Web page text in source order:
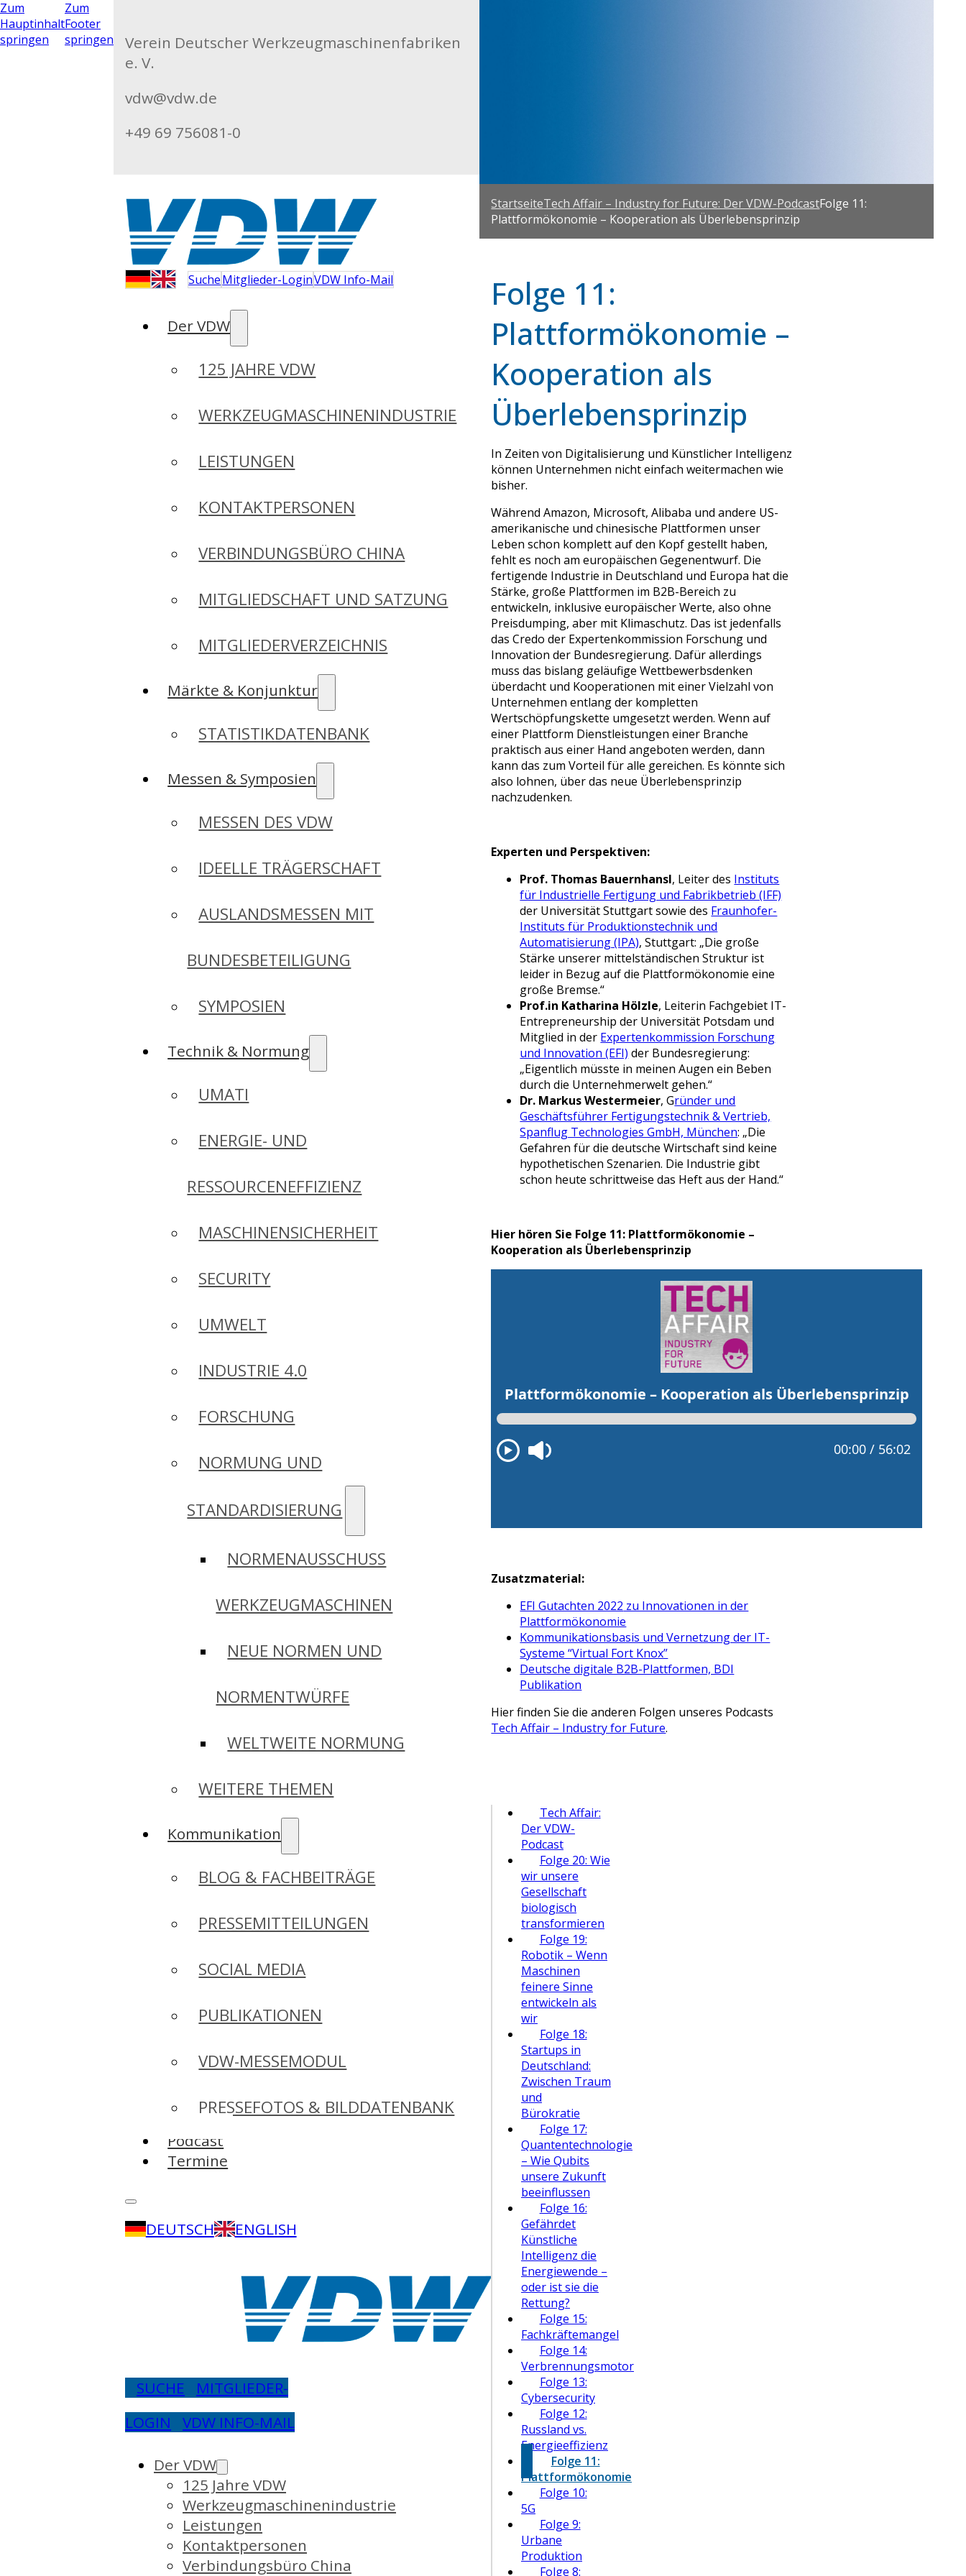
Zum
Hauptinhalt
springen
Zum
Footer
springen
Verein Deutscher Werkzeugmaschinenfabriken
e. V.
vdw@vdw.de
+49 69 756081-0
SucheMitglieder-LoginVDW Info-Mail
Der VDW
125 JAHRE VDW
WERKZEUGMASCHINENINDUSTRIE
LEISTUNGEN
KONTAKTPERSONEN
VERBINDUNGSBÜRO CHINA
MITGLIEDSCHAFT UND SATZUNG
MITGLIEDERVERZEICHNIS
Märkte & Konjunktur
STATISTIKDATENBANK
Messen & Symposien
MESSEN DES VDW
IDEELLE TRÄGERSCHAFT
AUSLANDSMESSEN MIT
BUNDESBETEILIGUNG
SYMPOSIEN
Technik & Normung
UMATI
ENERGIE- UND
RESSOURCENEFFIZIENZ
MASCHINENSICHERHEIT
SECURITY
UMWELT
INDUSTRIE 4.0
FORSCHUNG
NORMUNG UND
STANDARDISIERUNG
NORMENAUSSCHUSS
WERKZEUGMASCHINEN
NEUE NORMEN UND
NORMENTWÜRFE
WELTWEITE NORMUNG
WEITERE THEMEN
Kommunikation
BLOG & FACHBEITRÄGE
PRESSEMITTEILUNGEN
SOCIAL MEDIA
PUBLIKATIONEN
VDW-MESSEMODUL
PRESSEFOTOS & BILDDATENBANK
Podcast
Termine
DEUTSCH ENGLISH
SUCHE
MITGLIEDER-
LOGIN
VDW INFO-MAIL
Der VDW
125 Jahre VDW
Werkzeugmaschinenindustrie
Leistungen
Kontaktpersonen
Verbindungsbüro China
StartseiteTech Affair – Industry for Future: Der VDW-PodcastFolge 11:
Plattformökonomie – Kooperation als Überlebensprinzip
Folge 11:
Plattformökonomie –
Kooperation als
Überlebensprinzip
In Zeiten von Digitalisierung und Künstlicher Intelligenz
können Unternehmen nicht einfach weitermachen wie
bisher.
Während Amazon, Microsoft, Alibaba und andere US-
amerikanische und chinesische Plattformen unser
Leben schon komplett auf den Kopf gestellt haben,
fehlt es noch am europäischen Gegenentwurf. Die
fertigende Industrie in Deutschland und Europa hat die
Stärke, große Plattformen im B2B-Bereich zu
entwickeln, inklusive europäischer Werte, also ohne
Preisdumping, aber mit Klimaschutz. Das ist jedenfalls
das Credo der Expertenkommission Forschung und
Innovation der Bundesregierung. Dafür allerdings
muss das bislang geläufige Wettbewerbsdenken
überdacht und Kooperationen mit einer Vielzahl von
Unternehmen entlang der kompletten
Wertschöpfungskette umgesetzt werden. Wenn auf
einer Plattform Dienstleistungen einer Branche
praktisch aus einer Hand angeboten werden, dann
kann das zum Vorteil für alle gereichen. Es könnte sich
also lohnen, über das neue Überlebensprinzip
nachzudenken.
Experten und Perspektiven:
Prof. Thomas Bauernhansl, Leiter des Instituts
für Industrielle Fertigung und Fabrikbetrieb (IFF)
der Universität Stuttgart sowie des Fraunhofer-
Instituts für Produktionstechnik und
Automatisierung (IPA), Stuttgart: „Die große
Stärke unserer mittelständischen Struktur ist
leider in Bezug auf die Plattformökonomie eine
große Bremse.“
Prof.in Katharina Hölzle, Leiterin Fachgebiet IT-
Entrepreneurship der Universität Potsdam und
Mitglied in der Expertenkommission Forschung
und Innovation (EFI) der Bundesregierung:
„Eigentlich müsste in meinen Augen ein Beben
durch die Unternehmerwelt gehen.“
Dr. Markus Westermeier, Gründer und
Geschäftsführer Fertigungstechnik & Vertrieb,
Spanflug Technologies GmbH, München: „Die
Gefahren für die deutsche Wirtschaft sind keine
hypothetischen Szenarien. Die Industrie gibt
schon heute schrittweise das Heft aus der Hand.“
Hier hören Sie Folge 11: Plattformökonomie –
Kooperation als Überlebensprinzip
Zusatzmaterial:
EFI Gutachten 2022 zu Innovationen in der
Plattformökonomie
Kommunikationsbasis und Vernetzung der IT-
Systeme “Virtual Fort Knox”
Deutsche digitale B2B-Plattformen, BDI
Publikation
Hier finden Sie die anderen Folgen unseres Podcasts
Tech Affair – Industry for Future.
Tech Affair:
Der VDW-
Podcast
Folge 20: Wie
wir unsere
Gesellschaft
biologisch
transformieren
Folge 19:
Robotik – Wenn
Maschinen
feinere Sinne
entwickeln als
wir
Folge 18:
Startups in
Deutschland:
Zwischen Traum
und
Bürokratie
Folge 17:
Quantentechnologie
– Wie Qubits
unsere Zukunft
beeinflussen
Folge 16:
Gefährdet
Künstliche
Intelligenz die
Energiewende –
oder ist sie die
Rettung?
Folge 15:
Fachkräftemangel
Folge 14:
Verbrennungsmotor
Folge 13:
Cybersecurity
Folge 12:
Russland vs.
Energieeffizienz
Folge 11:
Plattformökonomie
Folge 10:
5G
Folge 9:
Urbane
Produktion
Folge 8: